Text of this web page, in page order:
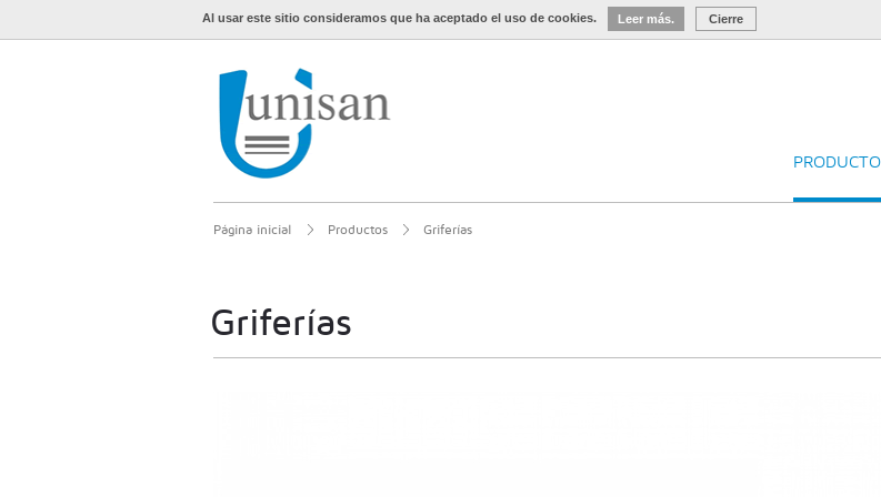
Al usar este sitio consideramos que ha aceptado el uso de cookies. Leer más. Cierre
Página inicial Productos Griferías
Griferías